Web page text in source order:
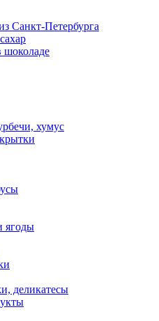
Санкт-Петербурга
хумус
ягоды
деликатесы